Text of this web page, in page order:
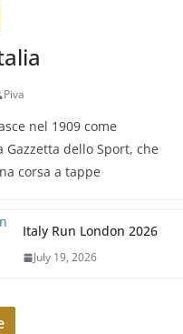
Piva
nel 1909 come
Gazzetta dello Sport, che
corsa a tappe
Italy Run London 2026
July 19, 2026